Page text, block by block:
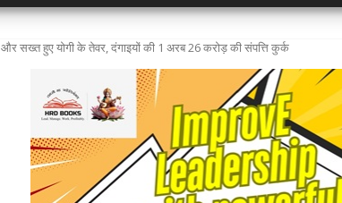
और सख्त हुए योगी के तेवर, दंगाइयों की 1 अरब 26 करोड़ की संपत्ति कुर्क